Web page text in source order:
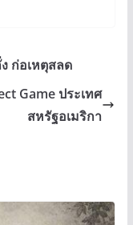
ก่อเหตุสลด
Game ประเทศ
สหรัฐอเมริกา